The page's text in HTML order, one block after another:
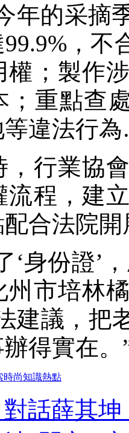
年的采摘
，不
權；製作
重點查
等違法行
業協會
流程，建
合法院
份證’，
州市培林
建議，把
得實在。
時尚知識熱點
話薛其